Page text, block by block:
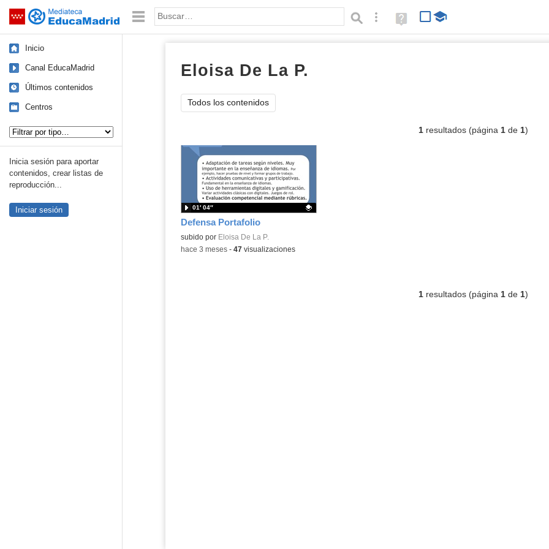
Saltar navegación Palabra o frase: Búsqueda avanzada
Ayuda
(en
Inicio
Canal EducaMadrid
Últimos contenidos
Centros
Inicia sesión para aportar
contenidos, crear listas de
reproducción...
Iniciar sesión
Eloisa De La P.
Todos los contenidos
1resultados (página 1de 1)
Defensa Portafolio
Contenido educativo.
subido por Eloisa De La P.
01′ 04″
-hace 3 meses- 47visualizaciones
1resultados (página 1de 1)